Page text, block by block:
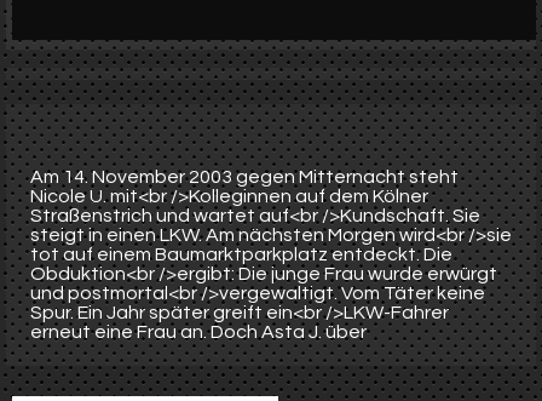
Video suchen
Am 14. November 2003 gegen Mitternacht steht
Nicole U. mit<br />Kolleginnen auf dem Kölner
Straßenstrich und wartet auf<br />Kundschaft. Sie
steigt in einen LKW. Am nächsten Morgen wird<br />sie
tot auf einem Baumarktparkplatz entdeckt. Die
Obduktion<br />ergibt: Die junge Frau wurde erwürgt
und postmortal<br />vergewaltigt. Vom Täter keine
Spur. Ein Jahr später greift ein<br />LKW-Fahrer
erneut eine Frau an. Doch Asta J. über